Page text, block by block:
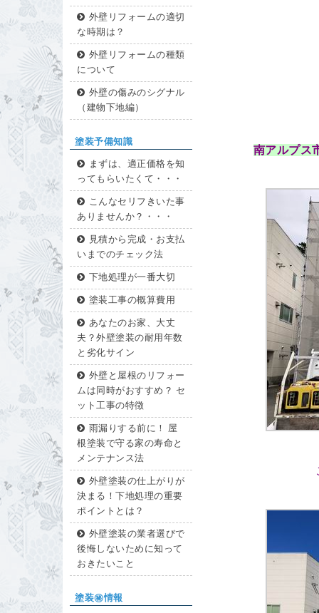
外壁リフォームの適切
な時期は？
外壁リフォームの種類
について
外壁の傷みのシグナル
（建物下地編）
塗装予備知識
まずは、適正価格を知
ってもらいたくて・・・
こんなセリフきいた事
ありませんか？・・・
見積から完成・お支払
いまでのチェック法
下地処理が一番大切
塗装工事の概算費用
あなたのお家、大丈
夫？外壁塗装の耐用年数
と劣化サイン
外壁と屋根のリフォー
ムは同時がおすすめ？ セ
ット工事の特徴
雨漏りする前に！ 屋
根塗装で守る家の寿命と
メンテナンス法
外壁塗装の仕上がりが
決まる！下地処理の重要
ポイントとは？
外壁塗装の業者選びで
後悔しないために知って
おきたいこと
塗装㊙情報
南アルプス